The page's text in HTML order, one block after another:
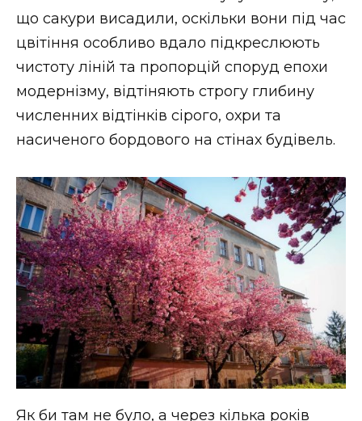
що сакури висадили, оскільки вони під час
цвітіння особливо вдало підкреслюють
чистоту ліній та пропорцій споруд епохи
модернізму, відтіняють строгу глибину
численних відтінків сірого, охри та
насиченого бордового на стінах будівель.
Як би там не було, а через кілька років